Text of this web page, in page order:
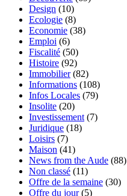
Design (10)
Ecologie (8)
Economie (38)
Emploi (6)
Fiscalité (50)
Histoire (92)
Immobilier(82)
Informations (108)
Infos Locales (79)
Insolite (20)
Investissement (7)
Juridique (18)
Loisirs (7)
Maison (41)
News from the Aude (88)
Non classé (11)
Offre de la semaine (30)
Offre du jour(5)